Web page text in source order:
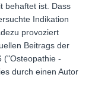
behaftet ist. Dass
Indikation
provoziert
Beitrags der
("Osteopathie -
durch einen Autor